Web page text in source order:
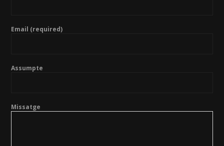
Email (required)
Assumpte
Missatge